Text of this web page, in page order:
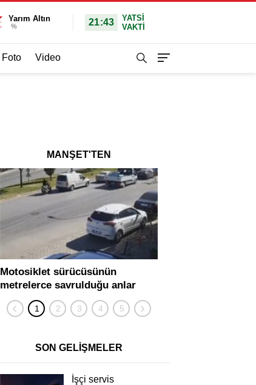
Yarım Altın
% 21:43
YATSI
VAKTİ
Foto Video
MANŞET'TEN
Motosiklet sürücüsünün
metrelerce savrulduğu anlar
güvenlik kamerasında
SON GELİŞMELER
İşçi servis